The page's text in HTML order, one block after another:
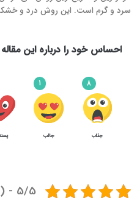
سرد و گرم است. این روش درد و
احساس خود را درباره این
8
جذاب
1
جالب
5/5 - (5 امتیاز)